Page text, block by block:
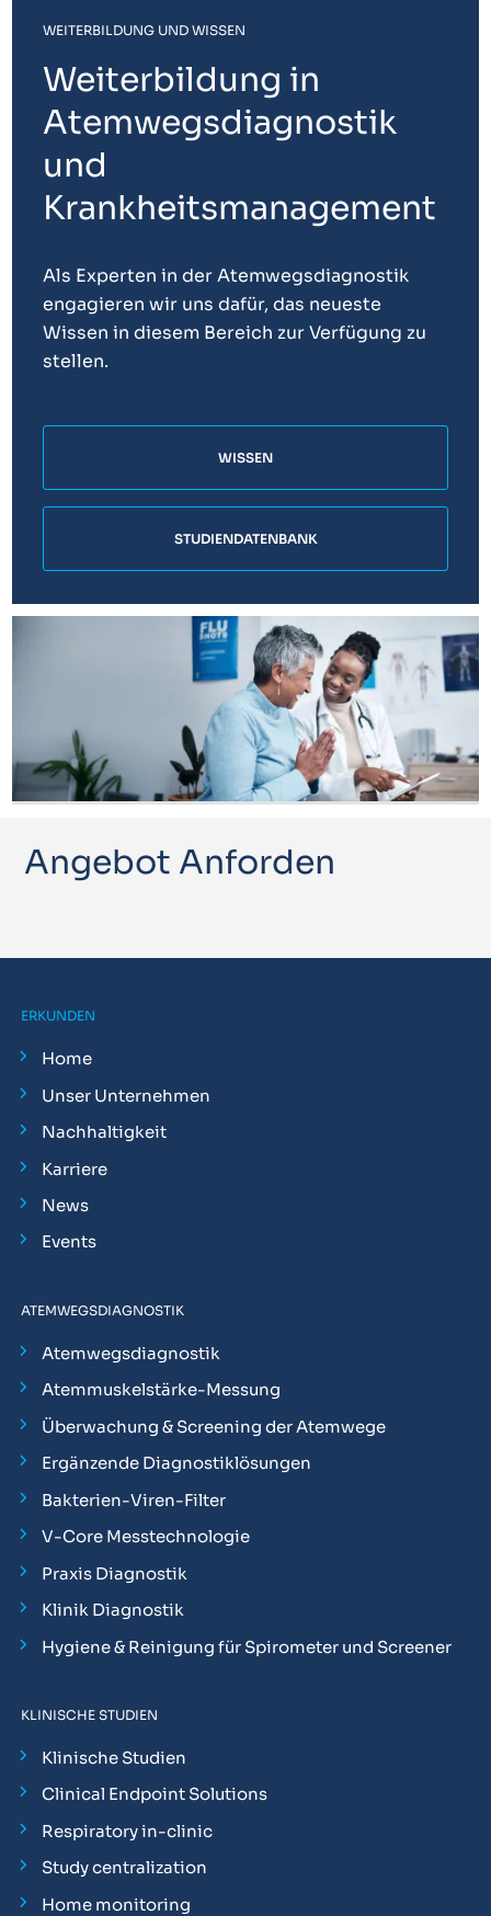
WEITERBILDUNG UND WISSEN
Weiterbildung in
Atemwegsdiagnostik
und
Krankheitsmanagement
Als Experten in der Atemwegsdiagnostik
engagieren wir uns dafür, das neueste
Wissen in diesem Bereich zur Verfügung zu
stellen.
WISSEN
STUDIENDATENBANK
Angebot Anforden
ERKUNDEN
Home
Unser Unternehmen
Nachhaltigkeit
Karriere
News
Events
ATEMWEGSDIAGNOSTIK
Atemwegsdiagnostik
Atemmuskelstärke-Messung
Überwachung & Screening der Atemwege
Ergänzende Diagnostiklösungen
Bakterien-Viren-Filter
V-Core Messtechnologie
Praxis Diagnostik
Klinik Diagnostik
Hygiene & Reinigung für Spirometer und Screener
KLINISCHE STUDIEN
Klinische Studien
Clinical Endpoint Solutions
Respiratory in-clinic
Study centralization
Home monitoring